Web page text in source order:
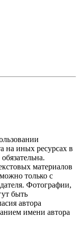
на иных ресурсах в
материалов
только с
Фотографии,
быть
автора
имени автора